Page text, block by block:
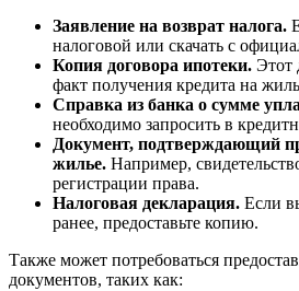
Заявление на возврат налога.
налоговой или скачать с
Копия договора ипотеки. Этот
факт получения кредита на
Справка из банка о сумме
необходимо запросить в
Документ, подтверждающий
жилье. Например,
регистрации права.
Налоговая декларация. Если
ранее, предоставьте копию.
Также может потребоваться
документов, таких как: